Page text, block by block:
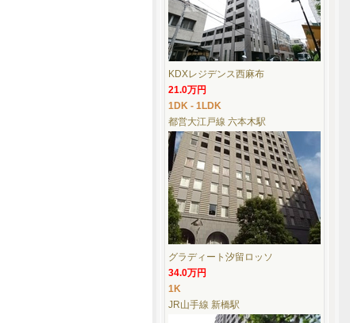
KDXレジデンス西麻布
21.0万円
1DK - 1LDK
都営大江戸線 六本木駅
グラディート汐留ロッソ
34.0万円
1K
JR山手線 新橋駅